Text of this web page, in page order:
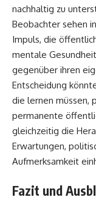
nachhaltig zu
Beobachter sehen
Impuls, die
mentale
gegenüber ihren
Entscheidung
die lernen müssen,
permanente
gleichzeitig die
Erwartungen,
Aufmerksamkeit
Fazit und